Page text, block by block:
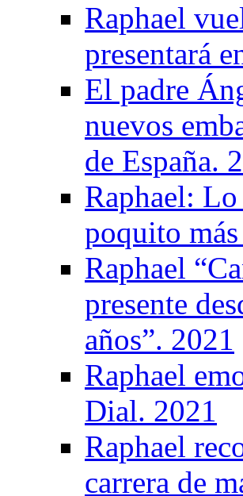
Raphael
presentará
El padre
nuevos
de España.
Raphael:
poquito
Raphael
presente
años”. 2021
Raphael
Dial. 2021
Raphael
carrera de